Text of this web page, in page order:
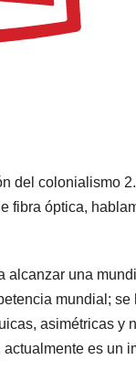
del colonialismo
fibra óptica,
una
mundial;
asimétricas y
es un